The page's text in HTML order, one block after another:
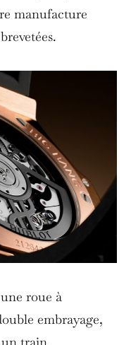
manufacture
roue à
embrayage,
train